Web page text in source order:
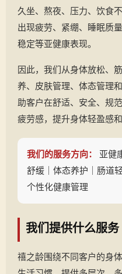
久坐、熬夜、压力、饮食
出现疲劳、紧绷、睡眠质
稳定等亚健康表现。
因此，我们从身体放松、
养、皮肤管理、体态管理
助客户在舒适、安全、规
疲劳感，提升身体轻盈感和
我们的服务方向：
亚健
舒缓｜体态养护｜肠道
个性化健康管理
我们提供什么服务
禧之龄围绕不同客户的身